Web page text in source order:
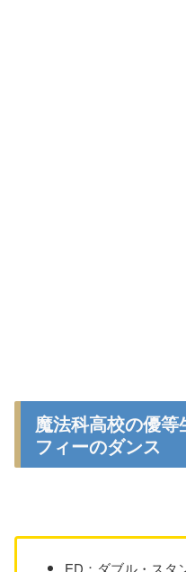
魔法科高校の優
フィーのダンス
ED：ダブル・スタ